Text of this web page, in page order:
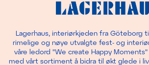
Lagerhaus, interiørkjeden fra Göteborg
rimelige og nøye utvalgte fest- og
våre ledord "We create Happy Moments"
med vårt sortiment å bidra til økt glede i